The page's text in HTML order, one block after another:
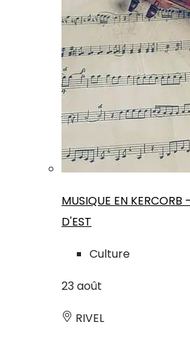
MUSIQUE EN
D'EST
Culture
23août
RIVEL